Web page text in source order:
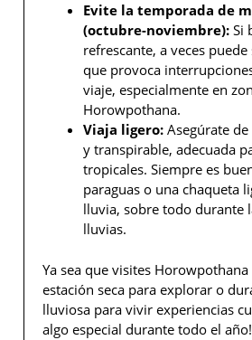
Evite la temporada de
(octubre-noviembre): Si
refrescante, a veces
que provoca
viaje, especialmente en
Horowpothana.
Viaja ligero: Asegúrate
y transpirable, adecuada
tropicales. Siempre es
paraguas o una chaqueta
lluvia, sobre todo durante
lluvias.
Ya sea que visites
estación seca para explorar o
lluviosa para vivir experiencias
algo especial durante todo el año!